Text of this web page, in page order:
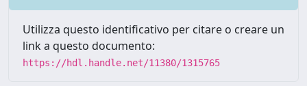
Utilizza questo identificativo per citare o creare un
link a questo documento:
https://hdl.handle.net/11380/1315765